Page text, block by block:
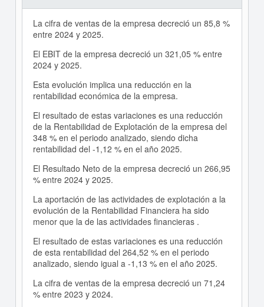
La cifra de ventas de la empresa decreció un 85,8 %
entre 2024 y 2025.
El EBIT de la empresa decreció un 321,05 % entre
2024 y 2025.
Esta evolución implica una reducción en la
rentabilidad económica de la empresa.
El resultado de estas variaciones es una reducción
de la Rentabilidad de Explotación de la empresa del
348 % en el periodo analizado, siendo dicha
rentabilidad del -1,12 % en el año 2025.
El Resultado Neto de la empresa decreció un 266,95
% entre 2024 y 2025.
La aportación de las actividades de explotación a la
evolución de la Rentabilidad Financiera ha sido
menor que la de las actividades financieras .
El resultado de estas variaciones es una reducción
de esta rentabilidad del 264,52 % en el periodo
analizado, siendo igual a -1,13 % en el año 2025.
La cifra de ventas de la empresa decreció un 71,24
% entre 2023 y 2024.